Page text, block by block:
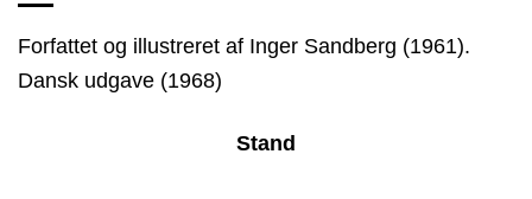
Forfattet og illustreret af Inger Sandberg (1961).
Dansk udgave (1968)
Stand